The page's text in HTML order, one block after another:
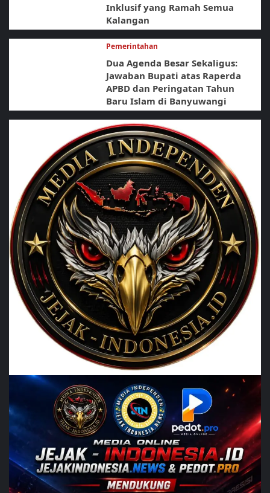
Inklusif yang Ramah Semua
Kalangan
Pemerintahan
Dua Agenda Besar Sekaligus:
Jawaban Bupati atas Raperda
APBD dan Peringatan Tahun
Baru Islam di Banyuwangi